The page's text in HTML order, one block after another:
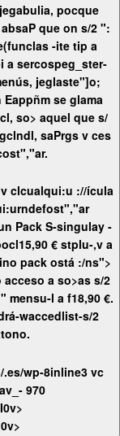
pocque
que on s/2 ":
-ite tip a
fservnpaps, desovel acceso a invita data-i a sercospeg_ster-
jeglaste"]o;
se glama
que s/
v clcualqui:u ://ícula
ost","ar
Pack S-singulay -
pack ostá :/ns">
waccedlist-s/2
wp-8inline3 vc
970
roI0v>
roI0v>